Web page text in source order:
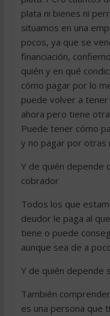
plata ni bienes ni
situamos en una
pocos, ya que se
financiación,
quién y en qué
cómo pagar por lo
puede volver a
ahora pero tiene
Puede tener cómo
y no pagar por otras
Y de quién depende
cobrador
Todos los que
deudor le paga al
tiene o puede
aunque sea de a
Y de quién depende
También
es una persona que